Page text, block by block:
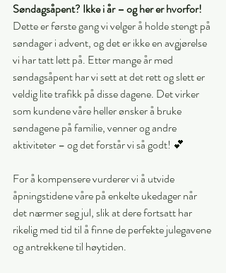
Søndagsåpent? Ikke i år – og her er hvorfor!
Dette er første gang vi velger å holde stengt på
søndager i advent, og det er ikke en avgjørelse
vi har tatt lett på. Etter mange år med
søndagsåpent har vi sett at det rett og slett er
veldig lite trafikk på disse dagene. Det virker
som kundene våre heller ønsker å bruke
søndagene på familie, venner og andre
aktiviteter – og det forstår vi så godt! 💕
For å kompensere vurderer vi å utvide
åpningstidene våre på enkelte ukedager når
det nærmer seg jul, slik at dere fortsatt har
rikelig med tid til å finne de perfekte julegavene
og antrekkene til høytiden.